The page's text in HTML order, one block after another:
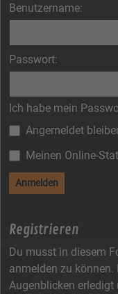
Benutzername:
Passwort:
Ich habe mein
Angemeldet
Meinen Online-
Registrieren
Du musst in diesem
anmelden zu
Augenblicken